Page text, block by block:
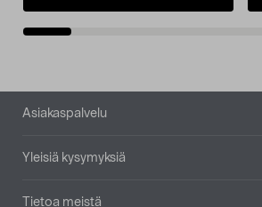
Alatunniste
Asiakaspalvelu
Yleisiä kysymyksiä
Tietoa meistä